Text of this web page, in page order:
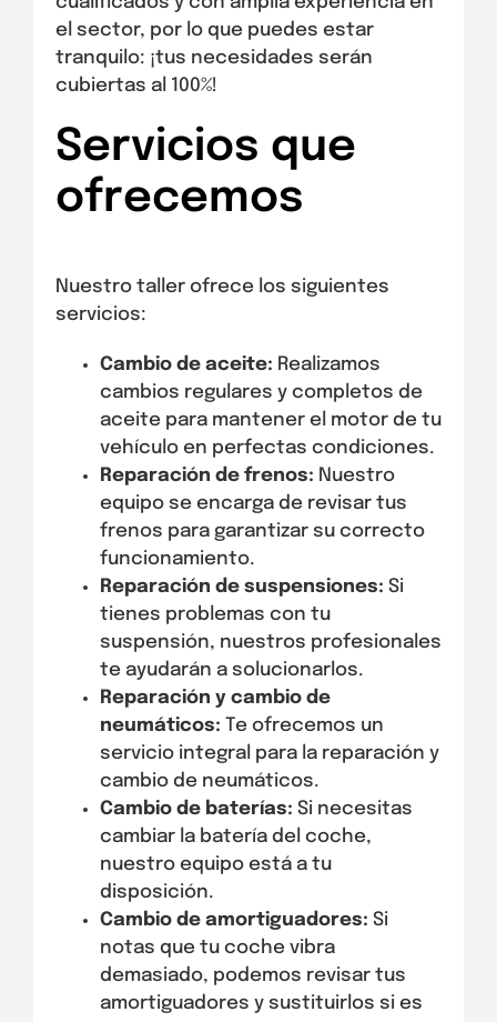
el sector, por lo que puedes estar
tranquilo: ¡tus necesidades serán
cubiertas al 100%!
Servicios que
ofrecemos
Nuestro taller ofrece los siguientes
servicios:
Cambio de aceite: Realizamos
cambios regulares y completos de
aceite para mantener el motor de tu
vehículo en perfectas condiciones.
Reparación de frenos: Nuestro
equipo se encarga de revisar tus
frenos para garantizar su correcto
funcionamiento.
Reparación de suspensiones: Si
tienes problemas con tu
suspensión, nuestros profesionales
te ayudarán a solucionarlos.
Reparación y cambio de
neumáticos: Te ofrecemos un
servicio integral para la reparación y
cambio de neumáticos.
Cambio de baterías: Si necesitas
cambiar la batería del coche,
nuestro equipo está a tu
disposición.
Cambio de amortiguadores: Si
notas que tu coche vibra
demasiado, podemos revisar tus
amortiguadores y sustituirlos si es